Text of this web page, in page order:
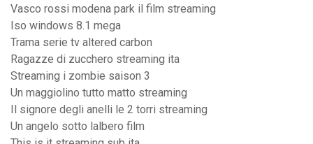
Vasco rossi modena park il film streaming
Iso windows 8.1 mega
Trama serie tv altered carbon
Ragazze di zucchero streaming ita
Streaming i zombie saison 3
Un maggiolino tutto matto streaming
Il signore degli anelli le 2 torri streaming
Un angelo sotto lalbero film